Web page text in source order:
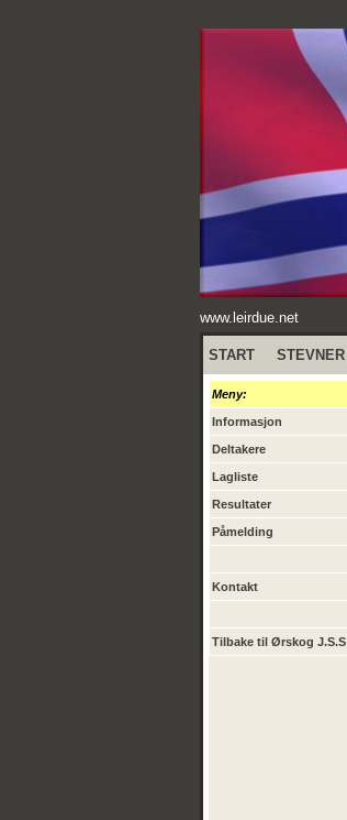
www.leirdue.net
START STEVNER
Meny:
Informasjon
Deltakere
Lagliste
Resultater
Påmelding
Kontakt
Tilbake til Ørskog J.S.S